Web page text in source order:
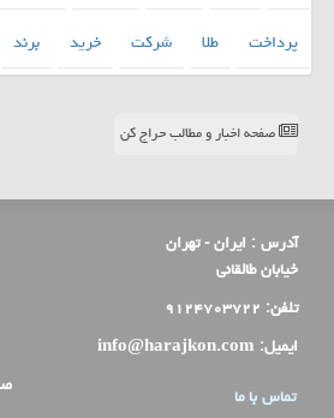
پرداخت
طلا شركت خرید برند
صفحه اخبار و مطالب حراج کن
آدرس : ایران - تهران
خیابان طالقانی
تلفن: ۹۱۲۴۷۰۳۷۲۲
ایمیل: info@harajkon.com
تماس با ما